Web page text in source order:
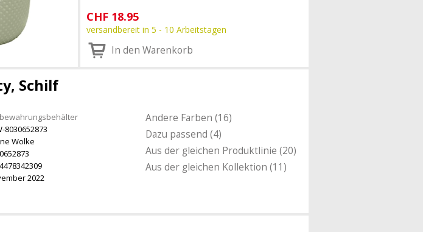
CHF 18.95
versandbereit in 5 - 10 Arbeitstagen
In den Warenkorb
Schilf
8030652873
Wolke
2022
Andere Farben (16)
Dazu passend (4)
Aus der gleichen Produktlinie (20)
Aus der gleichen Kollektion (11)